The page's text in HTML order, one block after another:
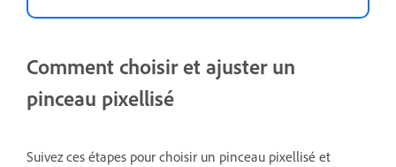
Comment choisir et ajuster un
pinceau pixellisé
Suivez ces étapes pour choisir un pinceau pixellisé et